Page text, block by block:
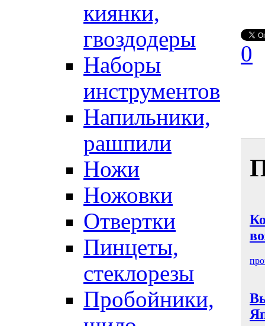
киянки,
гвоздодеры
Наборы
инструментов
Напильники,
рашпили
Ножи
Ножовки
Отвертки
Пинцеты,
стеклорезы
Пробойники,
0